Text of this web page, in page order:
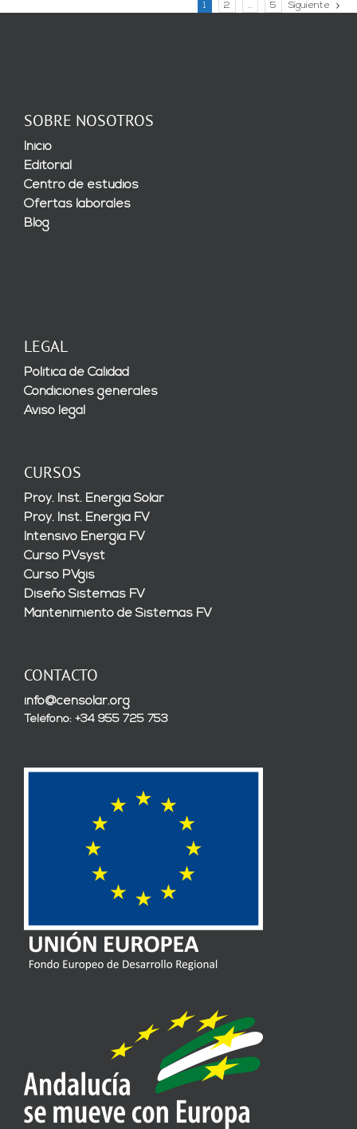
1 2 … 5 Siguiente
SOBRE NOSOTROS
Inicio
Editorial
Centro de estudios
Ofertas laborales
Blog
LEGAL
Política de Calidad
Condiciones generales
Aviso legal
CURSOS
Proy. Inst. Energía Solar
Proy. Inst. Energía FV
Intensivo Energía FV
Curso PVsyst
Curso PVgis
Diseño Sistemas FV
Mantenimiento de Sistemas FV
CONTACTO
info@censolar.org
Teléfono: +34 955 725 753